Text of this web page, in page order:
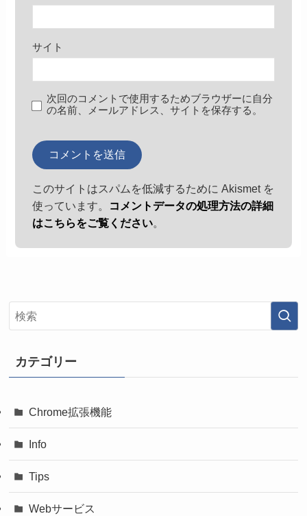
サイト
次回のコメントで使用するためブラウザーに自分
の名前、メールアドレス、サイトを保存する。
このサイトはスパムを低減するために Akismet を
使っています。
コメントデータの処理方法の詳細
はこちらをご覧ください。
カテゴリー
Chrome拡張機能
Info
Tips
Webサービス